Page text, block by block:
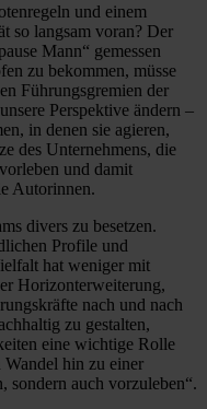
und einem
so langsam voran? Der
Mann“ gemessen
zu bekommen, müsse
Führungsgremien der
Perspektive ändern –
in denen sie agieren,
des Unternehmens, die
und damit
Autorinnen.
divers zu besetzen.
Profile und
hat weniger mit
Horizonterweiterung,
nach und nach
zu gestalten,
eine wichtige Rolle
Wandel hin zu einer
auch vorzuleben“.